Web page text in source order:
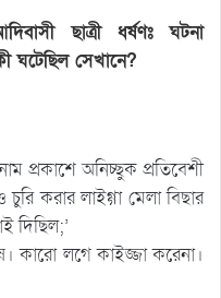
ছাত্রী ধর্ষণঃ ঘটনা
ঘটেছিল সেখানে?
প্রকাশে অনিচ্ছুক প্রতিবেশী
করার লাইগ্গা মেলা বিছার
দিছিল;’
কারো লগে কাইজ্জা করেনা।